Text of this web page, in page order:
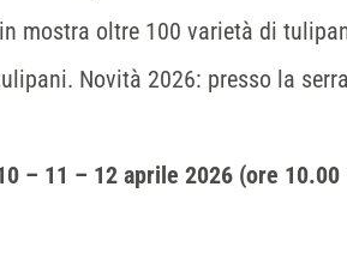
mostra oltre 100 varietà di
Novità 2026: presso la
– 11 – 12 aprile 2026 (ore 10.00